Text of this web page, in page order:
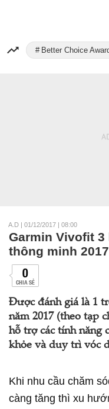
Better Choice
A.D | 01/12/2017 | 08:00
Garmin Vivofit
thông minh
0
CHIA SẺ
Được đánh giá là 1
năm 2017 (theo tạp
hỗ trợ các tính năng
khỏe và duy trì vóc
Khi nhu cầu chăm
càng tăng thì xu